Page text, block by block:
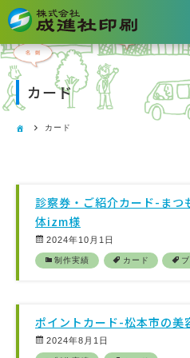
カード
カード
診察券・ご紹介カード-まつ
体izm様
2024年10月1日
制作実績 カード
ポイントカード-松本市の美
2024年8月1日